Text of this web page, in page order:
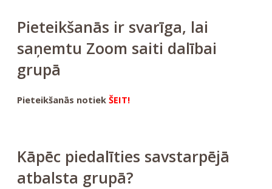
Pieteikšanās ir svarīga, lai
saņemtu Zoom saiti dalībai
grupā
Pieteikšanās notiek ŠEIT!
Kāpēc piedalīties savstarpējā
atbalsta grupā?